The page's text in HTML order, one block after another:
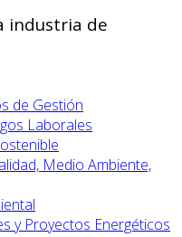
industria de
de Gestión
Laborales
Medio Ambiente,
y Proyectos Energéticos